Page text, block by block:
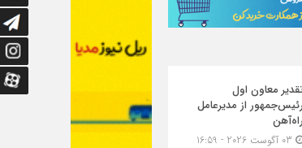
معاون اول
رئیس‌جمهور از مدیرعامل
راه‌آهن